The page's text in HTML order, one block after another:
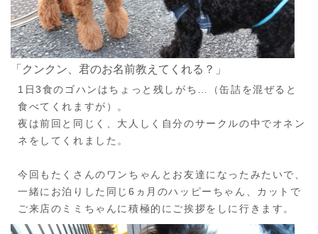
「クンクン、君のお名前教えてくれる？」
1日3食のゴハンはちょっと残しがち…（缶詰を混ぜると
食べてくれますが）。
夜は前回と同じく、大人しく自分のサークルの中でオネン
ネをしてくれました。
今回もたくさんのワンちゃんとお友達になったみたいで、
一緒にお泊りした同じ6ヵ月のハッピーちゃん、カットで
ご来店のミミちゃんに積極的にご挨拶をしに行きます。